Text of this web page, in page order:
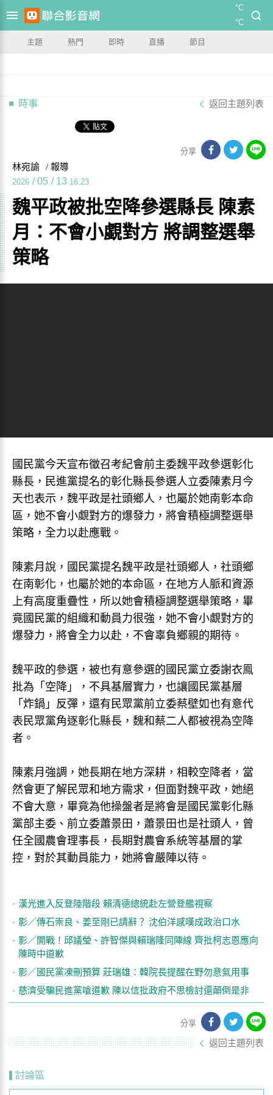
°C
°C
主題 熱門 即時 直播 節目
時事 返回主題列表
分享
林宛諭 / 報導
2026 / 05 / 13 16:23
魏平政被批空降參選縣長 陳素
月：不會小覷對方 將調整選舉
策略
國民黨今天宣布徵召考紀會前主委魏平政參選彰化
縣長，民進黨提名的彰化縣長參選人立委陳素月今
天也表示，魏平政是社頭鄉人，也屬於她南彰本命
區，她不會小覷對方的爆發力，將會積極調整選舉
策略，全力以赴應戰。
陳素月說，國民黨提名魏平政是社頭鄉人，社頭鄉
在南彰化，也屬於她的本命區，在地方人脈和資源
上有高度重疊性，所以她會積極調整選舉策略，畢
竟國民黨的組織和動員力很強，她不會小覷對方的
爆發力，將會全力以赴，不會辜負鄉親的期待。
魏平政的參選，被也有意參選的國民黨立委謝衣鳯
批為「空降」，不具基層實力，也讓國民黨基層
「炸鍋」反彈，還有民眾黨前立委蔡壁如也有意代
表民眾黨角逐彰化縣長，魏和蔡二人都被視為空降
者。
陳素月強調，她長期在地方深耕，相較空降者，當
然會更了解民眾和地方需求，但面對魏平政，她絕
不會大意，畢竟為他操盤者是將會是國民黨彰化縣
黨部主委、前立委蕭景田，蕭景田也是社頭人，曾
任全國農會理事長，長期對農會系統等基層的掌
控，對於其動員能力，她將會嚴陣以待。
漢光進入反登陸階段 賴清德總統赴左營登艦視察
影／傳石崇良、姜至剛已請辭？ 沈伯洋感嘆成政治口水
影／開戰！邱議瑩、許智傑與賴瑞隆同陣線 齊批柯志恩應向
陳時中道歉
影／國民黨凍刪預算 莊瑞雄：韓院長提醒在野勿意氣用事
慈濟受騙民進黨嗆道歉 陳以信批政府不思檢討還顛倒是非
分享
返回主題列表
討論區